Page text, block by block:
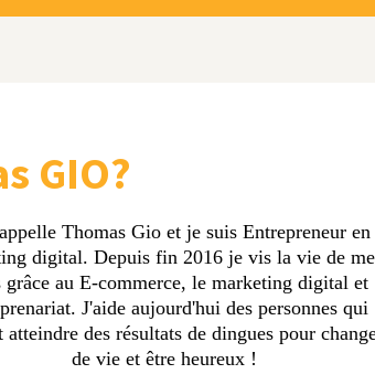
GIO?
Thomas Gio et je suis Entrepreneur en
digital. Depuis fin 2016 je vis la vie de
grâce au E-commerce, le marketing digital et
J'aide aujourd'hui des personnes qui
atteindre des résultats de dingues pour
de vie et être heureux !